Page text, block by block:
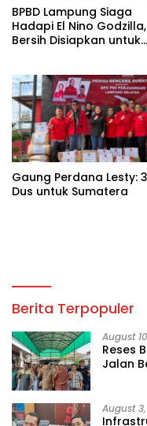
BPBD Lampung Siaga
Hadapi El Nino
Bersih Disiapkan untuk
Gaung Perdana Lesty:
Dus untuk Sumatera
Berita Terpopuler
August
Reses
Jalan
August